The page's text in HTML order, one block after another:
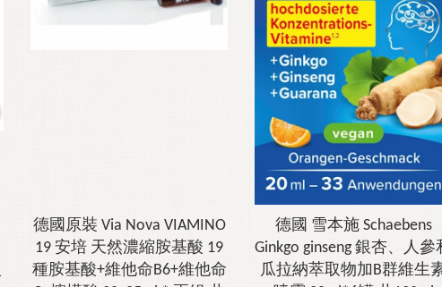
德國原裝 Via Nova VIAMINO
19 安培 天然濃縮胺基酸 19
種胺基酸+維他命B6+維他命
德國 雪本施 Schaebens
Ginkgo ginseng 銀杏、人參
瓜拉納萃取物加B群維生